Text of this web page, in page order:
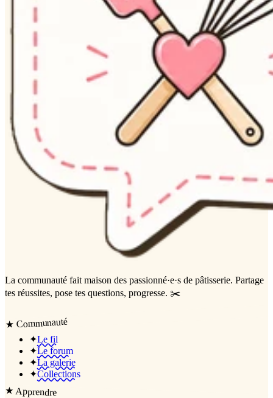
La communauté fait maison des passionné·e·s de pâtisserie. Partage
tes réussites, pose tes questions, progresse. ✂️
★ Communauté
✦Le fil
✦Le forum
✦La galerie
✦Collections
★Apprendre